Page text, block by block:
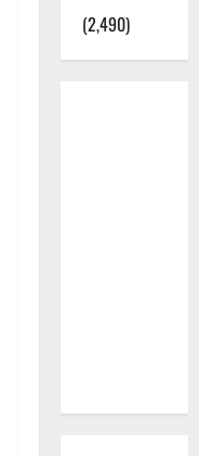
(2,490)